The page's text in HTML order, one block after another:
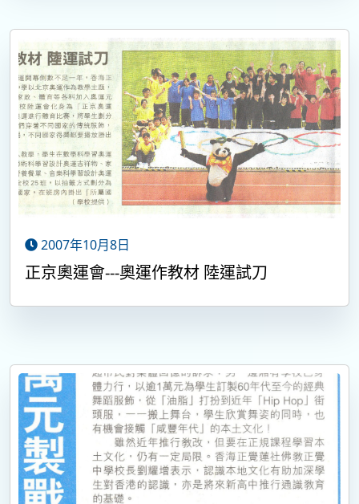
2007年10月8日
正京奧運會---奧運作教材 陸運試刀